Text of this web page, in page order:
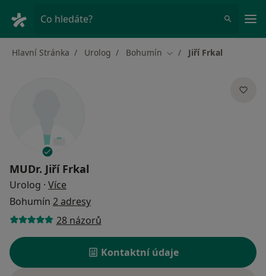
Co hledáte?
Hlavní Stránka Urolog Bohumín Změna města
Jiří Frkal
MUDr. Jiří Frkal
Urolog · Více
Bohumín 2 adresy
28 názorů
Kontaktní údaje